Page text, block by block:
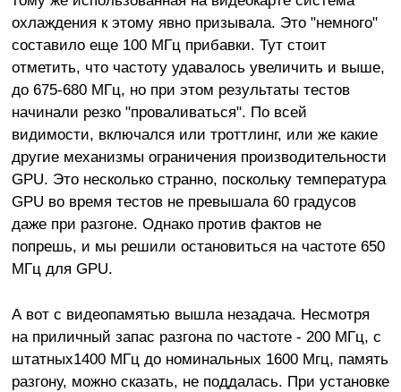
охлаждения к этому явно призывала. Это "немного"
составило еще 100 МГц прибавки. Тут стоит
отметить, что частоту удавалось увеличить и выше,
до 675-680 МГц, но при этом результаты тестов
начинали резко "проваливаться". По всей
видимости, включался или троттлинг, или же какие
другие механизмы ограничения производительности
GPU. Это несколько странно, поскольку температура
GPU во время тестов не превышала 60 градусов
даже при разгоне. Однако против фактов не
попрешь, и мы решили остановиться на частоте 650
МГц для GPU.
А вот с видеопамятью вышла незадача. Несмотря
на приличный запас разгона по частоте - 200 МГц, с
штатных1400 МГц до номинальных 1600 Мгц, память
разгону, можно сказать, не поддалась. При установке